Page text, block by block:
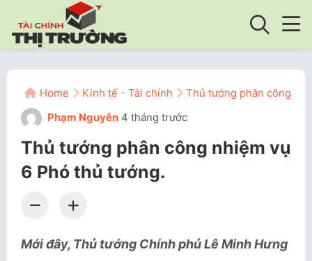
Home Kinh tế - Tài chính
Thủ tướng phân công
Phạm Nguyễn 4 tháng trước
Thủ tướng phân công nhiệm vụ
6 Phó thủ tướng.
Mới đây, Thủ tướng Chính phủ Lê Minh Hưng